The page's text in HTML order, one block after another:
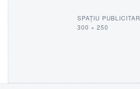
SPAȚIU PUBLICITAR
300 × 250